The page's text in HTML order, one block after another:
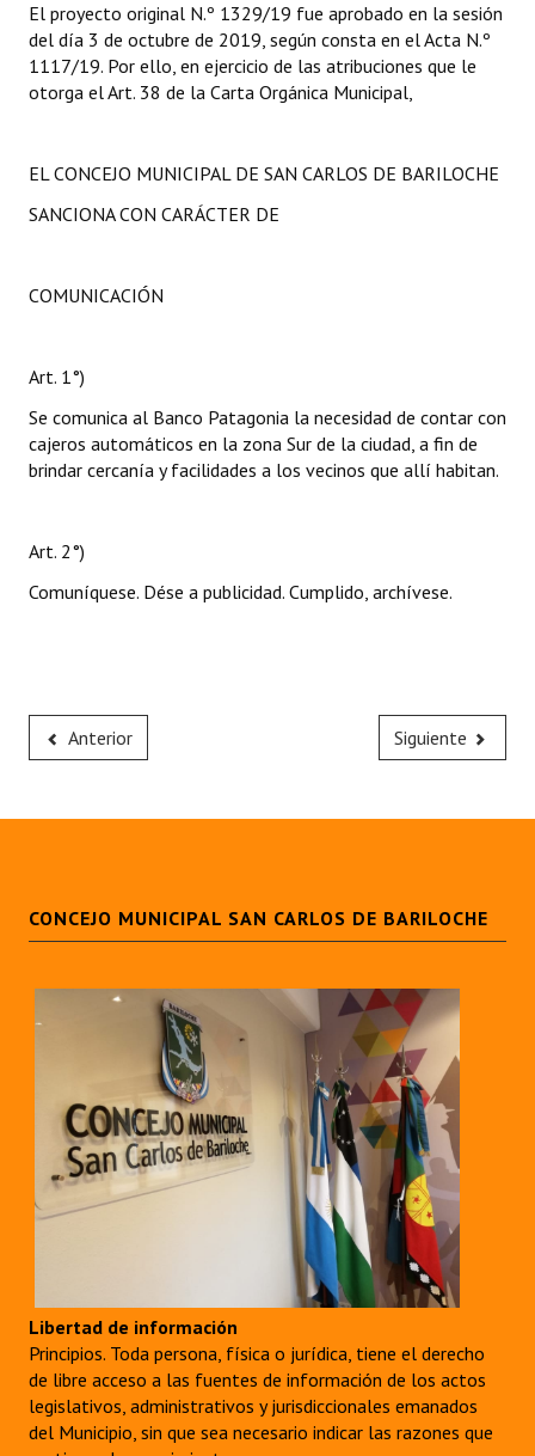
El proyecto original N.º 1329/19 fue aprobado en la sesión
del día 3 de octubre de 2019, según consta en el Acta N.º
1117/19. Por ello, en ejercicio de las atribuciones que le
otorga el Art. 38 de la Carta Orgánica Municipal,
EL CONCEJO MUNICIPAL DE SAN CARLOS DE BARILOCHE
SANCIONA CON CARÁCTER DE
COMUNICACIÓN
Art. 1°)
Se comunica al Banco Patagonia la necesidad de contar con
cajeros automáticos en la zona Sur de la ciudad, a fin de
brindar cercanía y facilidades a los vecinos que allí habitan.
Art. 2°)
Comuníquese. Dése a publicidad. Cumplido, archívese.
Anterior Siguiente
CONCEJO MUNICIPAL SAN CARLOS DE BARILOCHE
Libertad de información
Principios. Toda persona, física o jurídica, tiene el derecho
de libre acceso a las fuentes de información de los actos
legislativos, administrativos y jurisdiccionales emanados
del Municipio, sin que sea necesario indicar las razones que